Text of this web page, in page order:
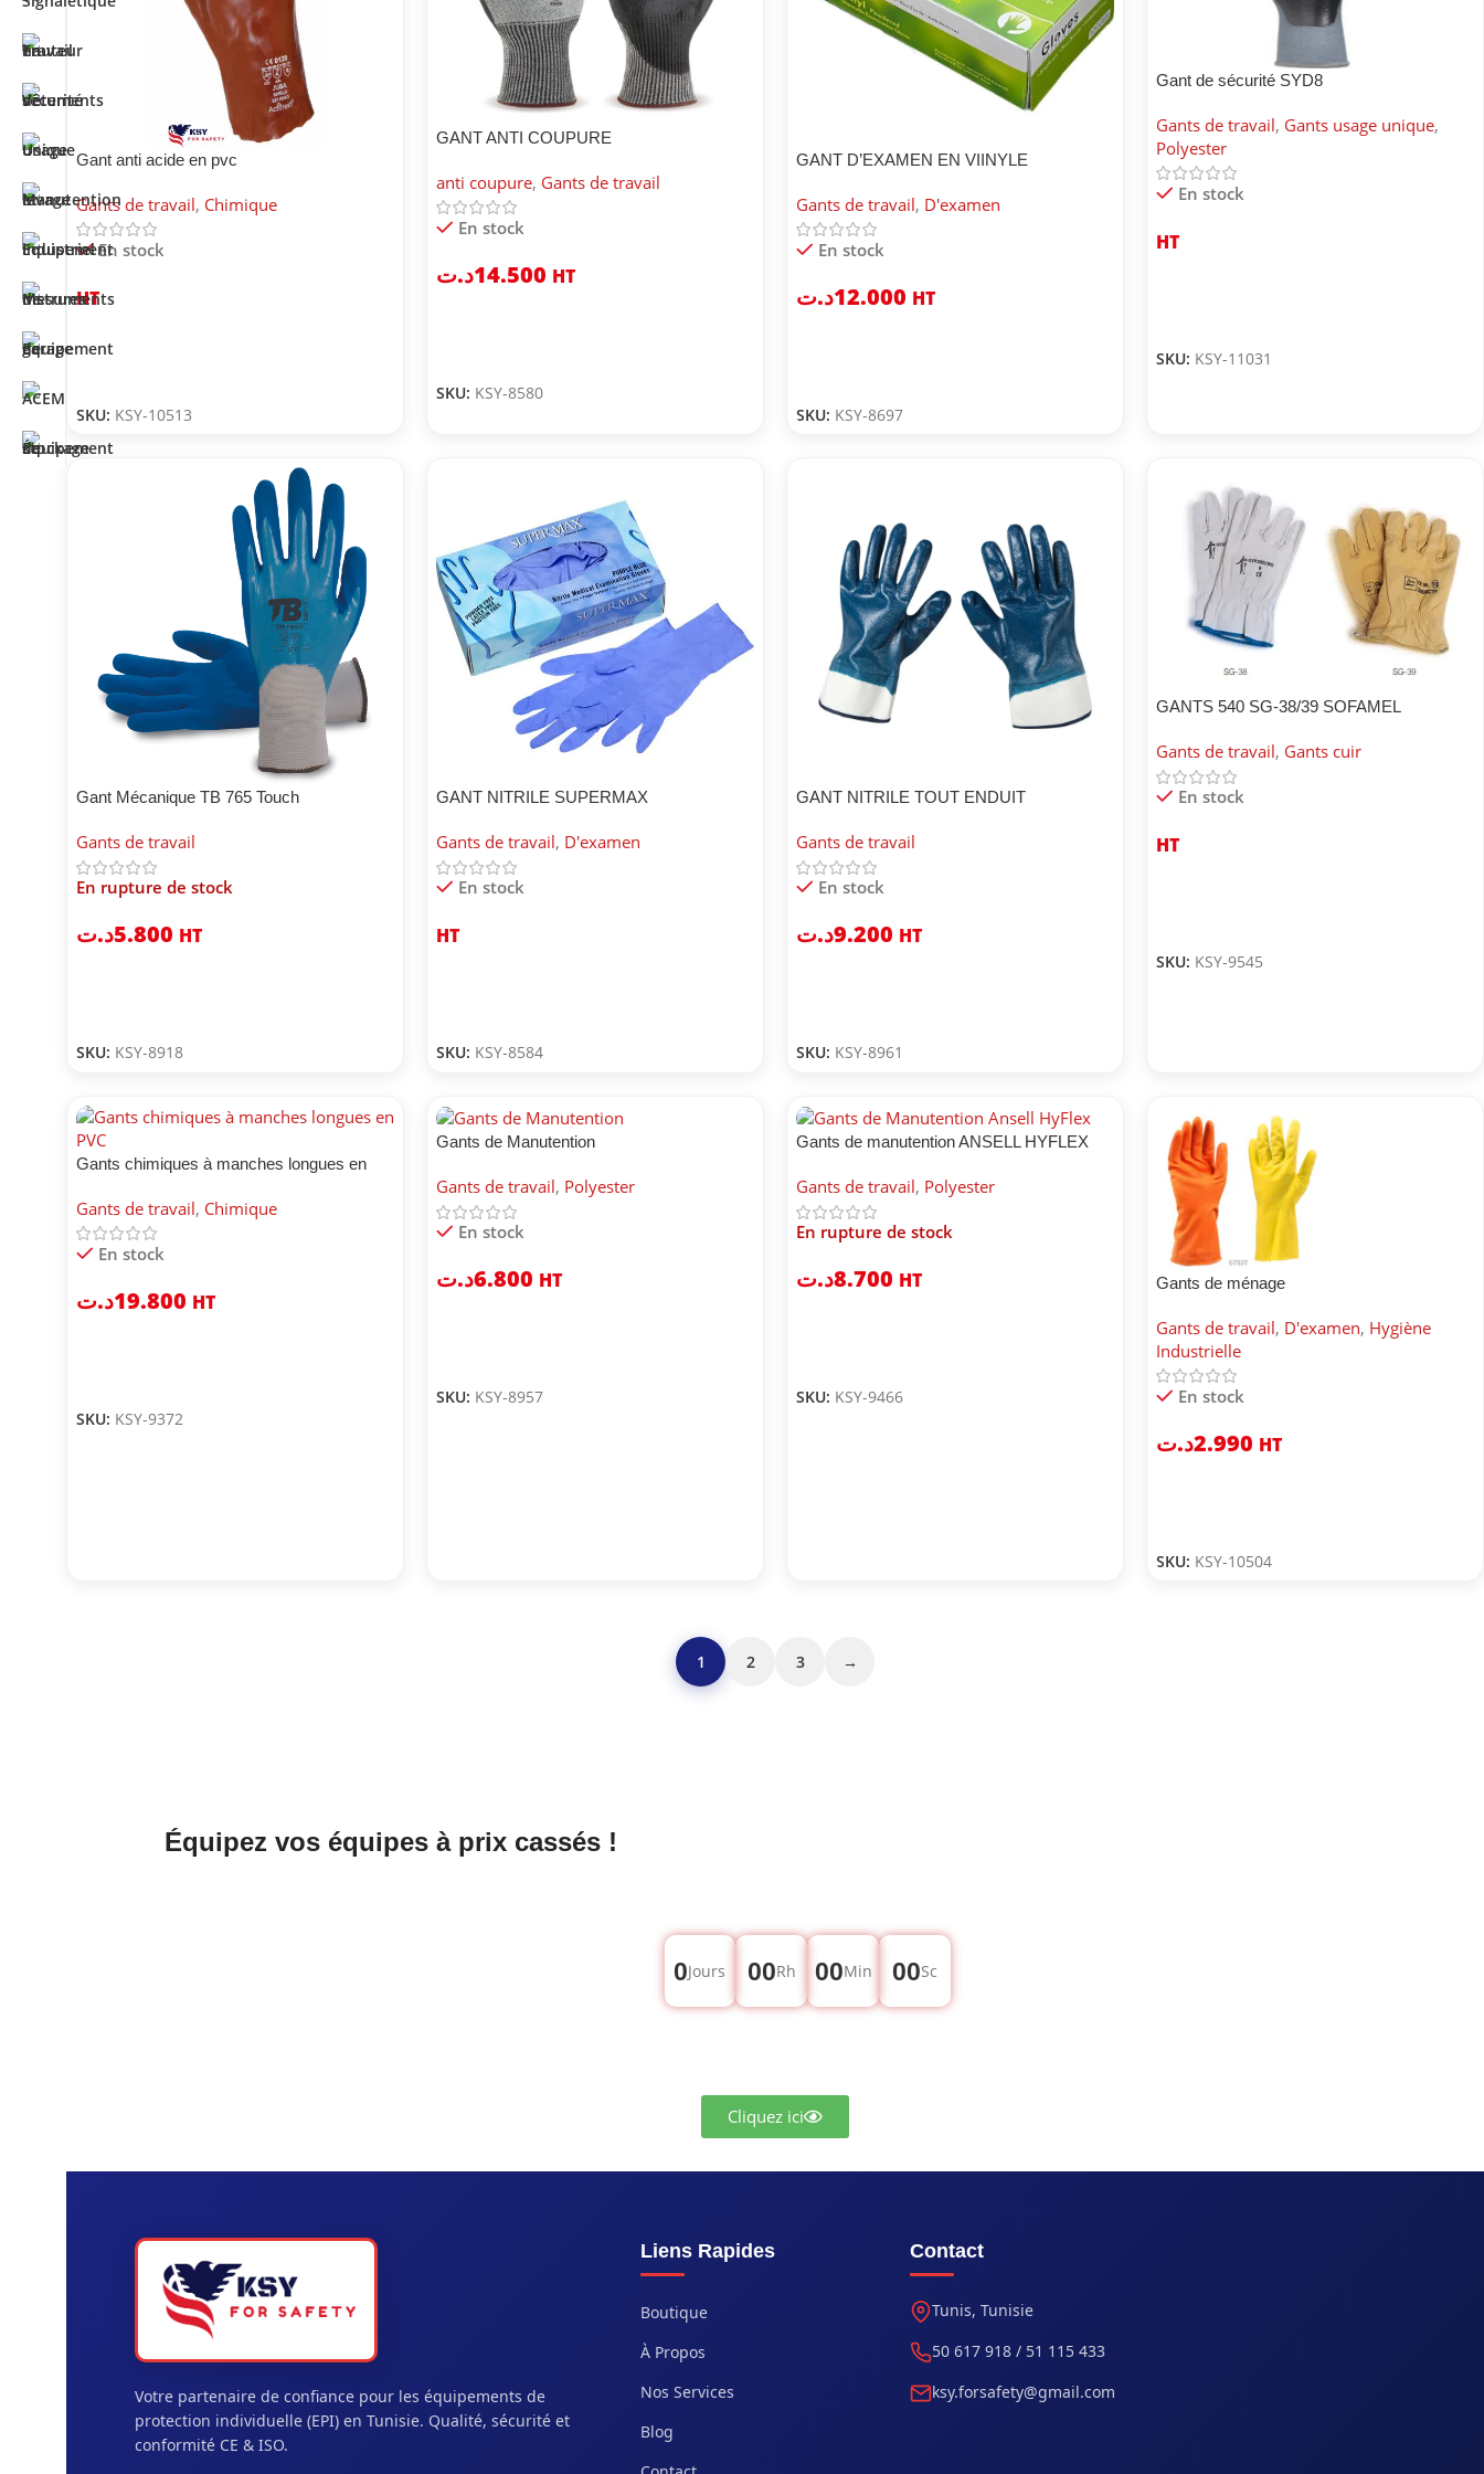
Gant anti acide en pvc
Gants de travail, Chimique
En stock
HT
SKU: KSY-10513
GANT ANTI COUPURE
anti coupure, Gants de travail
En stock
14.500د.ت HT
SKU: KSY-8580
GANT D’EXAMEN EN VIINYLE
Gants de travail, D'examen
En stock
12.000د.ت HT
SKU: KSY-8697
Gant de sécurité SYD8
Gants de travail, Gants usage unique,
Polyester
En stock
HT
SKU: KSY-11031
Gant Mécanique TB 765 Touch
Gants de travail
En rupture de stock
5.800د.ت HT
SKU: KSY-8918
GANT NITRILE SUPERMAX
Gants de travail, D'examen
En stock
HT
SKU: KSY-8584
GANT NITRILE TOUT ENDUIT
Gants de travail
En stock
9.200د.ت HT
SKU: KSY-8961
GANTS 540 SG-38/39 SOFAMEL
Gants de travail, Gants cuir
En stock
HT
SKU: KSY-9545
Gants chimiques à manches longues en
Gants de travail, Chimique
En stock
19.800د.ت HT
SKU: KSY-9372
Gants de Manutention
Gants de travail, Polyester
En stock
6.800د.ت HT
SKU: KSY-8957
Gants de manutention ANSELL HYFLEX
Gants de travail, Polyester
En rupture de stock
8.700د.ت HT
SKU: KSY-9466
Gants de ménage
Gants de travail, D'examen, Hygiène
Industrielle
En stock
2.990د.ت HT
SKU: KSY-10504
1 2 3 →
Équipez vos équipes à prix cassés !
0Jours 00Rh 00Min 00Sc
Cliquez ici
Votre partenaire de confiance pour les équipements de
protection individuelle (EPI) en Tunisie. Qualité, sécurité et
conformité CE & ISO.
Liens Rapides
Boutique
À Propos
Nos Services
Blog
Contact
Tunis, Tunisie
50 617 918 / 51 115 433
ksy.forsafety@gmail.com